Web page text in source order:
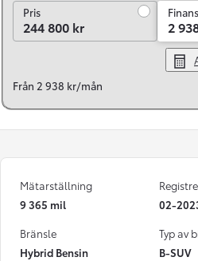
PrisPris
244 800 kr 2
Från 2 938 kr/mån
Mätarställning
9 365 mil
02-
Bränsle
Hybrid Bensin
Typ av
B-SUV